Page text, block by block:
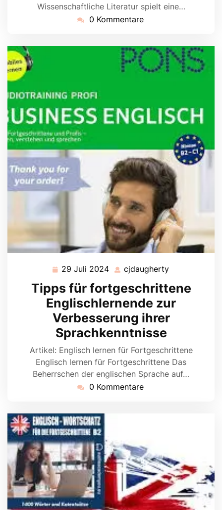
Wissenschaftliche Literatur spielt eine…
0 Kommentare
29 Juli 2024 29
2024
cjdaugherty
Tipps für fortgeschrittene
Englischlernende zur
Verbesserung ihrer
Sprachkenntnisse
Artikel: Englisch lernen für Fortgeschrittene
Englisch lernen für Fortgeschrittene Das
Beherrschen der englischen Sprache auf…
0 Kommentare